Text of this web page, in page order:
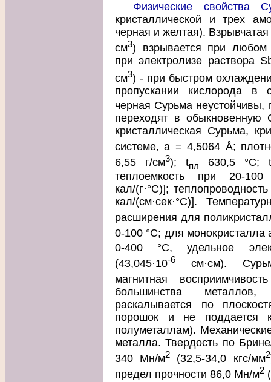
Физические свойства
кристаллической и трех
черная и желтая).
см3) взрывается при любом
при электролизе раствора
см3) - при быстром
пропускании кислорода в
черная Сурьма неустойчивы,
переходят в обыкновенную
кристаллическая Сурьма,
системе, а = 4,5064 Å;
6,55 г/см3); tпл
630,5 °С; t
теплоемкость при 20-
кал/(г·°С)];
кал/(см·сек·°С)].
расширения для
0-100 °С; для монокристалла
0-400 °С, удельное
(43,045·10-6 см·см).
магнитная
большинства
раскалывается по
порошок и не поддается
полуметаллам).
металла. Твердость по
340 Мн/м2 (32,5-34,0 кгс/мм2
предел прочности 86,0 Мн/м2